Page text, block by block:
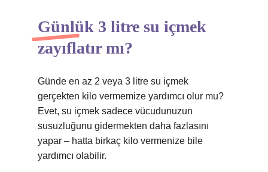
Günlük 3 litre su içmek
zayıflatır mı?
Günde en az 2 veya 3 litre su içmek
gerçekten kilo vermemize yardımcı olur mu?
Evet, su içmek sadece vücudunuzun
susuzluğunu gidermekten daha fazlasını
yapar – hatta birkaç kilo vermenize bile
yardımcı olabilir.